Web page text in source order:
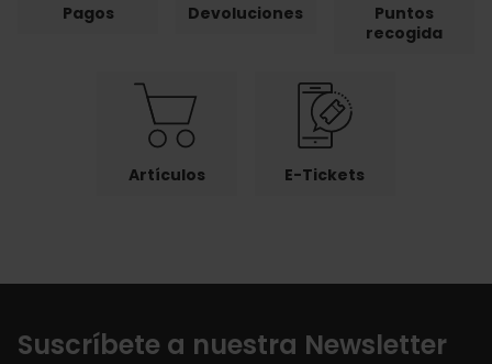
Pagos Devoluciones
Puntos
recogida
Artículos E-Tickets
Suscríbete a nuestra Newsletter